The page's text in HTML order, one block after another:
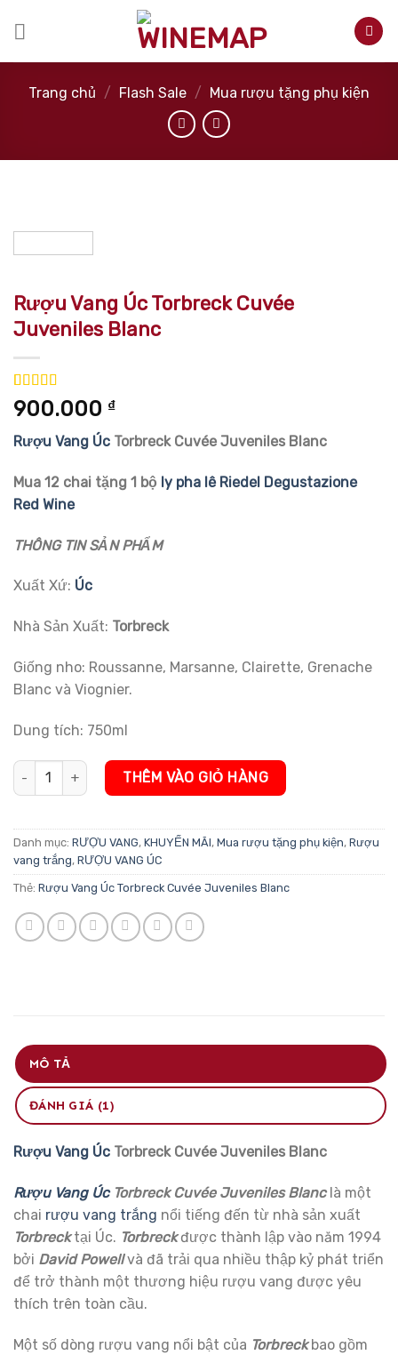
Trang chủ / Flash Sale / Mua rượu tặng phụ kiện
Rượu Vang Úc Torbreck Cuvée
Juveniles Blanc
5.00trên 5
dựa trên
1
900.000 ₫
Rượu Vang Úc Torbreck Cuvée Juveniles Blanc
Mua 12 chai tặng 1 bộ ly pha lê Riedel Degustazione
Red Wine
THÔNG TIN SẢN PHẨM
Xuất Xứ: Úc
Nhà Sản Xuất: Torbreck
Giống nho: Roussanne, Marsanne, Clairette, Grenache
Blanc và Viognier.
Dung tích: 750ml
Rượu Vang Úc Torbreck Cuvée Juveniles Blanc số lượng
THÊM VÀO GIỎ HÀNG
Danh mục: RƯỢU VANG, KHUYẾN MÃI, Mua rượu tặng phụ kiện, Rượu
vang trắng, RƯỢU VANG ÚC
Thẻ: Rượu Vang Úc Torbreck Cuvée Juveniles Blanc
MÔ TẢ
ĐÁNH GIÁ (1)
Rượu Vang Úc Torbreck Cuvée Juveniles Blanc
Rượu Vang ÚcTorbreck Cuvée Juveniles Blanclà một
chai rượu vang trắng nổi tiếng đến từ nhà sản xuất
Torbrecktại Úc. Torbreck được thành lập vào năm 1994
bởi David Powellvà đã trải qua nhiều thập kỷ phát triển
để trở thành một thương hiệu rượu vang được yêu
thích trên toàn cầu.
Một số dòng rượu vang nổi bật của Torbreckbao gồm